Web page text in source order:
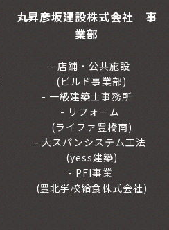
丸昇彦坂建設株式会社 事
業部
店舗・公共施設
(ビルド事業部)
一級建築士事務所
リフォーム
(ライファ豊橋南)
大スパンシステム工法
(yess建築)
PFI事業
(豊北学校給食株式会社)